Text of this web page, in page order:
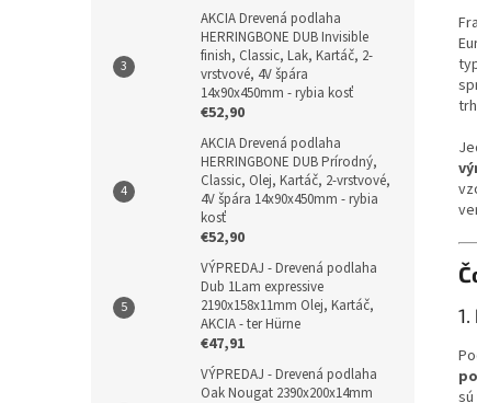
AKCIA Drevená podlaha
HERRINGBONE DUB Invisible
finish, Classic, Lak, Kartáč, 2-
vrstvové, 4V špára
14x90x450mm - rybia kosť
€52,90
AKCIA Drevená podlaha
HERRINGBONE DUB Prírodný,
Classic, Olej, Kartáč, 2-vrstvové,
4V špára 14x90x450mm - rybia
kosť
€52,90
VÝPREDAJ - Drevená podlaha
Dub 1Lam expressive
2190x158x11mm Olej, Kartáč,
AKCIA - ter Hürne
€47,91
VÝPREDAJ - Drevená podlaha
Oak Nougat 2390x200x14mm
1.